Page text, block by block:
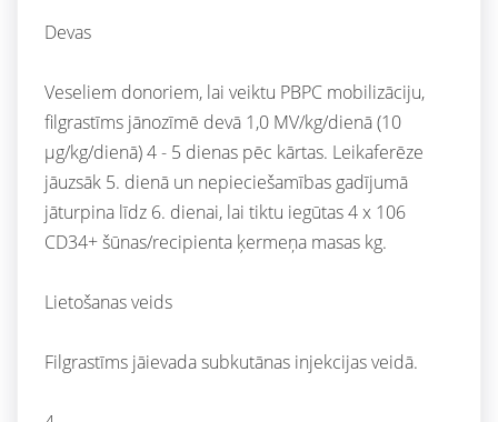
Devas
Veseliem donoriem, lai veiktu PBPC mobilizāciju,
filgrastīms jānozīmē devā 1,0 MV/kg/dienā (10
μg/kg/dienā) 4 - 5 dienas pēc kārtas. Leikaferēze
jāuzsāk 5. dienā un nepieciešamības gadījumā
jāturpina līdz 6. dienai, lai tiktu iegūtas 4 x 106
CD34+ šūnas/recipienta ķermeņa masas kg.
Lietošanas veids
Filgrastīms jāievada subkutānas injekcijas veidā.